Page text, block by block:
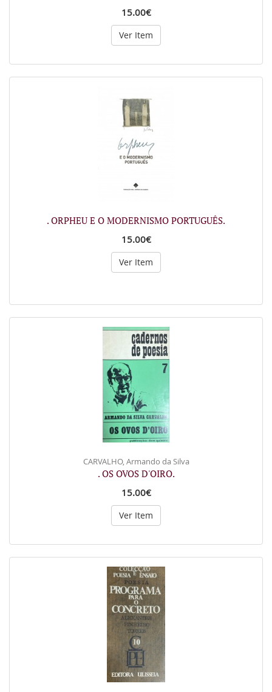
15.00€
Ver Item
. ORPHEU E O MODERNISMO PORTUGUÊS.
15.00€
Ver Item
CARVALHO, Armando da Silva
. OS OVOS D'OIRO.
15.00€
Ver Item